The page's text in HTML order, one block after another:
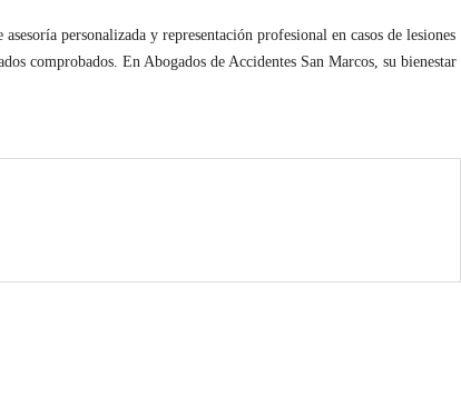
personalizada y representación profesional en casos de lesiones
comprobados. En Abogados de Accidentes San Marcos, su bienestar